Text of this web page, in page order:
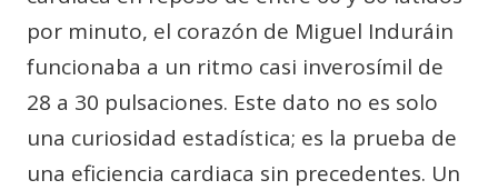
por minuto, el corazón de Miguel Induráin
funcionaba a un ritmo casi inverosímil de
28 a 30 pulsaciones. Este dato no es solo
una curiosidad estadística; es la prueba de
una eficiencia cardiaca sin precedentes. Un